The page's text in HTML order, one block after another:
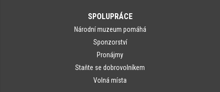
SPOLUPRÁCE
Národní muzeum pomáhá
Sponzorství
Pronájmy
Staňte se dobrovolníkem
Volná místa